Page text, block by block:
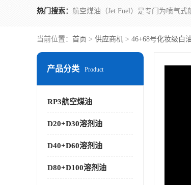
热门搜索：
当前位置： 首页 > 供应商机 > 46+68号化妆级白
产品分类 Product
RP3航空煤油
D20+D30溶剂油
D40+D60溶剂油
D80+D100溶剂油